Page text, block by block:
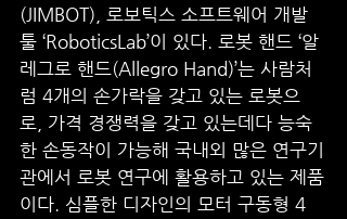
(JIMBOT), 로보틱스 소프트웨어 개발
툴 ‘RoboticsLab’이 있다. 로봇 핸드 ‘알
레그로 핸드(Allegro Hand)’는 사람처
럼 4개의 손가락을 갖고 있는 로봇으
로, 가격 경쟁력을 갖고 있는데다 능숙
한 손동작이 가능해 국내외 많은 연구기
관에서 로봇 연구에 활용하고 있는 제품
이다. 심플한 디자인의 모터 구동형 4